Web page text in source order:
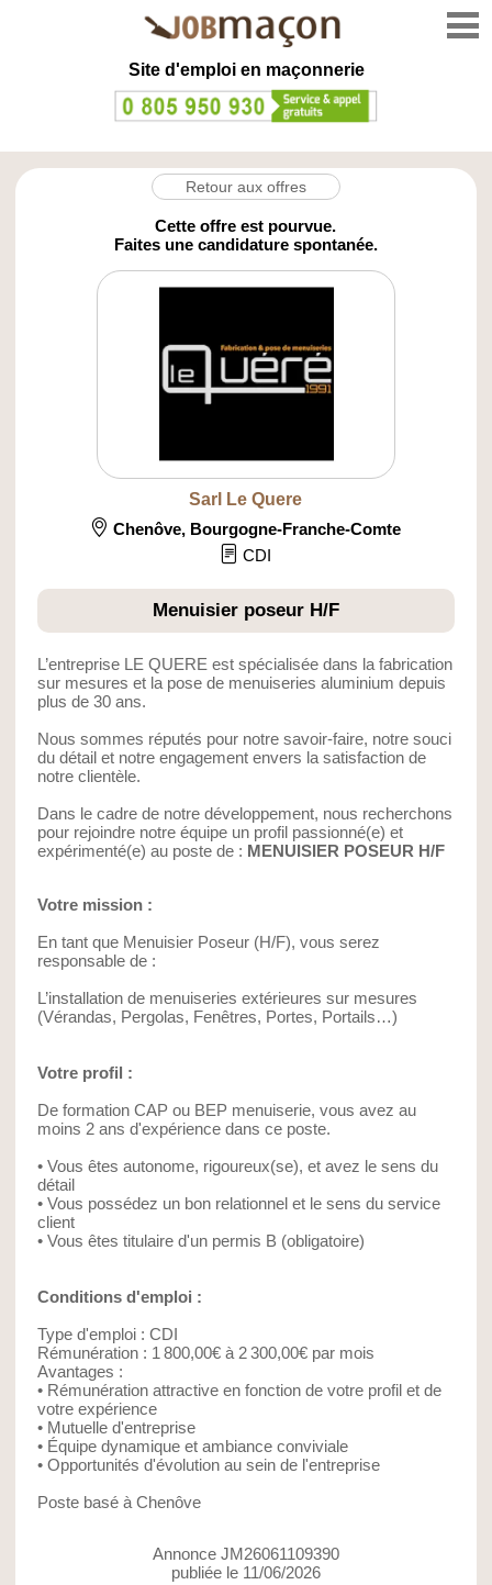
Site d'emploi en maçonnerie
Retour aux offres
Cette offre est pourvue.
Faites une candidature spontanée.
Sarl Le Quere
Chenôve, Bourgogne-Franche-Comte
CDI
Menuisier poseur H/F
L’entreprise LE QUERE est spécialisée dans la fabrication
sur mesures et la pose de menuiseries aluminium depuis
plus de 30 ans.
Nous sommes réputés pour notre savoir-faire, notre souci
du détail et notre engagement envers la satisfaction de
notre clientèle.
Dans le cadre de notre développement, nous recherchons
pour rejoindre notre équipe un profil passionné(e) et
expérimenté(e) au poste de : MENUISIER POSEUR H/F
Votre mission :
En tant que Menuisier Poseur (H/F), vous serez
responsable de :
L’installation de menuiseries extérieures sur mesures
(Vérandas, Pergolas, Fenêtres, Portes, Portails…)
Votre profil :
De formation CAP ou BEP menuiserie, vous avez au
moins 2 ans d'expérience dans ce poste.
• Vous êtes autonome, rigoureux(se), et avez le sens du
détail
• Vous possédez un bon relationnel et le sens du service
client
• Vous êtes titulaire d'un permis B (obligatoire)
Conditions d'emploi :
Type d'emploi : CDI
Rémunération : 1 800,00€ à 2 300,00€ par mois
Avantages :
• Rémunération attractive en fonction de votre profil et de
votre expérience
• Mutuelle d'entreprise
• Équipe dynamique et ambiance conviviale
• Opportunités d'évolution au sein de l'entreprise
Poste basé à Chenôve
Annonce JM26061109390
publiée le 11/06/2026